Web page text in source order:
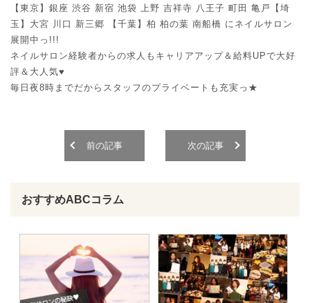
【東京】銀座 渋谷 新宿 池袋 上野 吉祥寺 八王子 町田 亀戸【埼
玉】大宮 川口 新三郷 【千葉】柏 柏の葉 南船橋 にネイルサロン
展開中っ!!!
ネイルサロン経験者からの求人もキャリアアップ＆給料UPで大好
評＆大人気♥
毎日夜8時までだからスタッフのプライベートも充実っ★
前の記事 次の記事
おすすめABCコラム